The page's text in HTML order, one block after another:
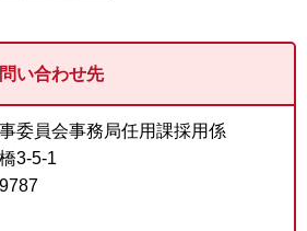
い合わせ先
委員会事務局任用課採用係
3-5-1